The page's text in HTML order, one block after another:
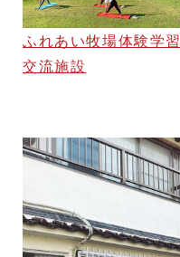
ふれあい牧場体験学習
交流施設